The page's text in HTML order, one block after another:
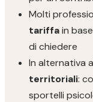
Molti
tariffain
di chiedere
In alternativa
territoriali:
sportelli